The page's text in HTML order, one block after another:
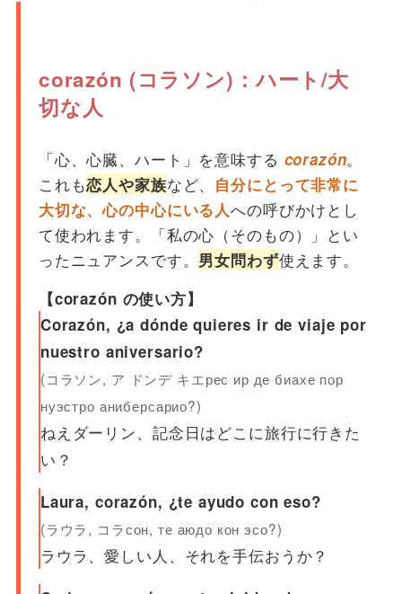
corazón (コラソン)：ハート/大
切な人
「心、心臓、ハート」を意味する corazón。
これも恋人や家族など、 自分にとって非常に
大切な、心の中心にいる人への呼びかけとし
て使われます。「私の心（そのもの）」とい
ったニュアンスです。 男女問わず使えます。
【corazón の使い方】
Corazón, ¿a dónde quieres ir de viaje por
nuestro aniversario?
(コラソン, ア ドンデ キエрес ир де биахе пор
нуэстро аниберсарио?)
ねえダーリン、記念日はどこに旅行に行きた
い？
Laura, corazón, ¿te ayudo con eso?
(ラウラ, コラсон, те аюдо кон эсо?)
ラウラ、愛しい人、それを手伝おうか？